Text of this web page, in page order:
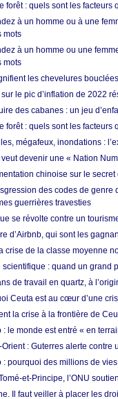
forêt : quels sont les
à un homme ou à une
mots
à un homme ou une
mots
les chevelures
sur le pic d’inflation de 2022
des cabanes : un jeu
forêt : quels sont les
mégafeux, inondations :
devenir une « Nation
chinoise sur le
des codes de genre
guerrières travesties
se révolte contre un
d’Airbnb, qui sont les
crise de la classe moyenne
scientifique : quand un grand
de travail en quartz, à
Ceuta est au cœur d’une
la crise à la frontière de
: le monde est entré « en
Orient : Guterres alerte
: pourquoi des millions de
et-Principe, l’ONU
Il faut veiller à placer les